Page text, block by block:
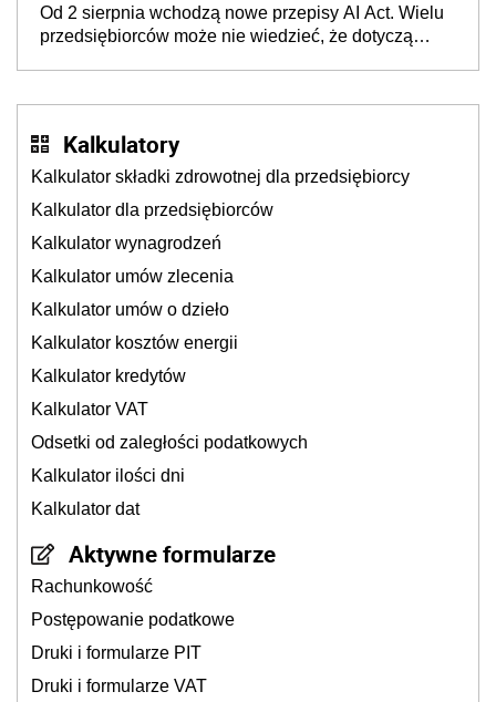
będzie
Od 2 sierpnia wchodzą nowe przepisy AI Act. Wielu
przedsiębiorców może nie wiedzieć, że dotyczą
Kalkulatory
Kalkulator składki zdrowotnej dla przedsiębiorcy
Kalkulator dla przedsiębiorców
Kalkulator wynagrodzeń
Kalkulator umów zlecenia
Kalkulator umów o dzieło
Kalkulator kosztów energii
Kalkulator kredytów
Kalkulator VAT
Odsetki od zaległości podatkowych
Kalkulator ilości dni
Kalkulator dat
Aktywne formularze
Rachunkowość
Postępowanie podatkowe
Druki i formularze PIT
Druki i formularze VAT